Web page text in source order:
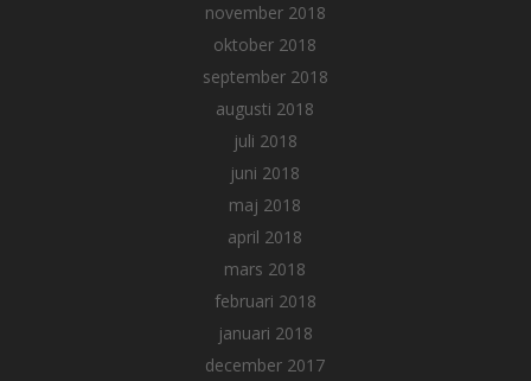
november 2018
oktober 2018
september 2018
augusti 2018
juli 2018
juni 2018
maj 2018
april 2018
mars 2018
februari 2018
januari 2018
december 2017